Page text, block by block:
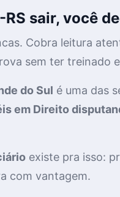
sair, você
Cobra leitura
sem ter treinado
do Sul é uma das
em Direito
existe pra isso:
com vantagem.